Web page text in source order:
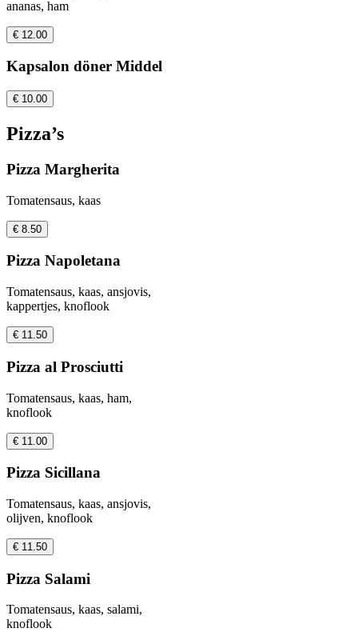
ananas, ham
€ 12.00
Kapsalon döner Middel
€ 10.00
Pizza’s
Pizza Margherita
Tomatensaus, kaas
€ 8.50
Pizza Napoletana
Tomatensaus, kaas, ansjovis,
kappertjes, knoflook
€ 11.50
Pizza al Prosciutti
Tomatensaus, kaas, ham,
knoflook
€ 11.00
Pizza Sicillana
Tomatensaus, kaas, ansjovis,
olijven, knoflook
€ 11.50
Pizza Salami
Tomatensaus, kaas, salami,
knoflook